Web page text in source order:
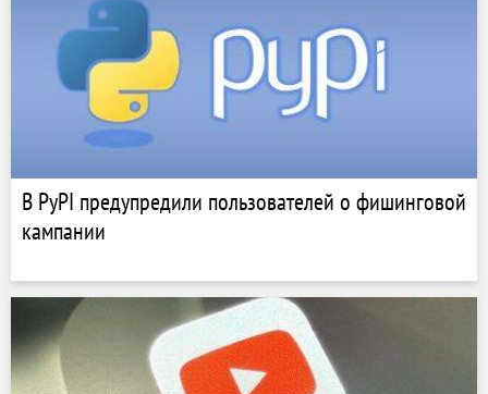
В PyPI предупредили пользователей о фишинговой
кампании